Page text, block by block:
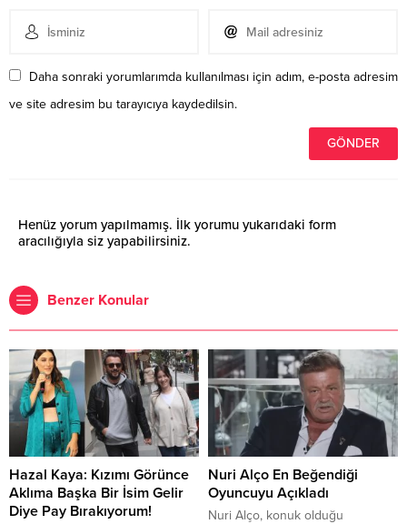
Daha sonraki yorumlarımda kullanılması için adım, e-posta adresim
ve site adresim bu tarayıcıya kaydedilsin.
Henüz yorum yapılmamış. İlk yorumu yukarıdaki form
aracılığıyla siz yapabilirsiniz.
Benzer Konular
Hazal Kaya: Kızımı Görünce
Aklıma Başka Bir İsim Gelir
Diye Pay Bırakıyorum!
Nuri Alço En Beğendiği
Oyuncuyu Açıkladı
Nuri Alço, konuk olduğu